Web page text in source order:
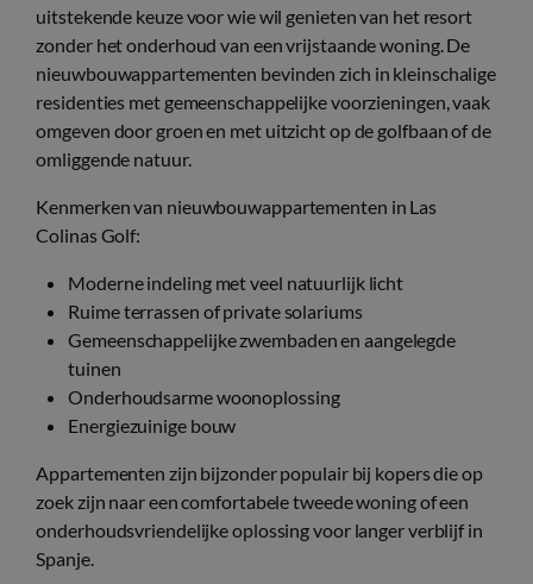
uitstekende keuze voor wie wil genieten van het resort
zonder het onderhoud van een vrijstaande woning. De
nieuwbouwappartementen bevinden zich in kleinschalige
residenties met gemeenschappelijke voorzieningen, vaak
omgeven door groen en met uitzicht op de golfbaan of de
omliggende natuur.
Kenmerken van nieuwbouwappartementen in Las
Colinas Golf:
Moderne indeling met veel natuurlijk licht
Ruime terrassen of private solariums
Gemeenschappelijke zwembaden en aangelegde
tuinen
Onderhoudsarme woonoplossing
Energiezuinige bouw
Appartementen zijn bijzonder populair bij kopers die op
zoek zijn naar een comfortabele tweede woning of een
onderhoudsvriendelijke oplossing voor langer verblijf in
Spanje.